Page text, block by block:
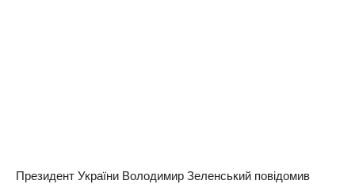
Президент України Володимир Зеленський повідомив